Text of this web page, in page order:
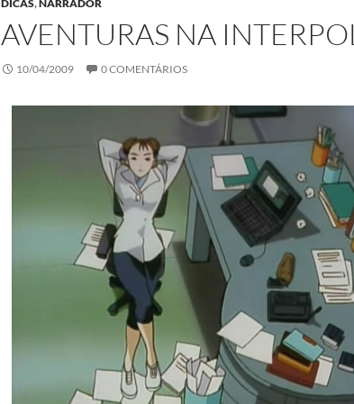
DICAS,NARRADOR
AVENTURAS NA
10/04/2009 0 COMENTÁRIOS